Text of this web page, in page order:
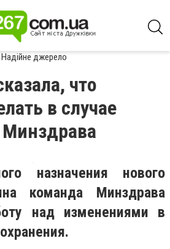
Надійне джерело
что
в случае
Минздрава
назначения нового
команда Минздрава
над изменениями в